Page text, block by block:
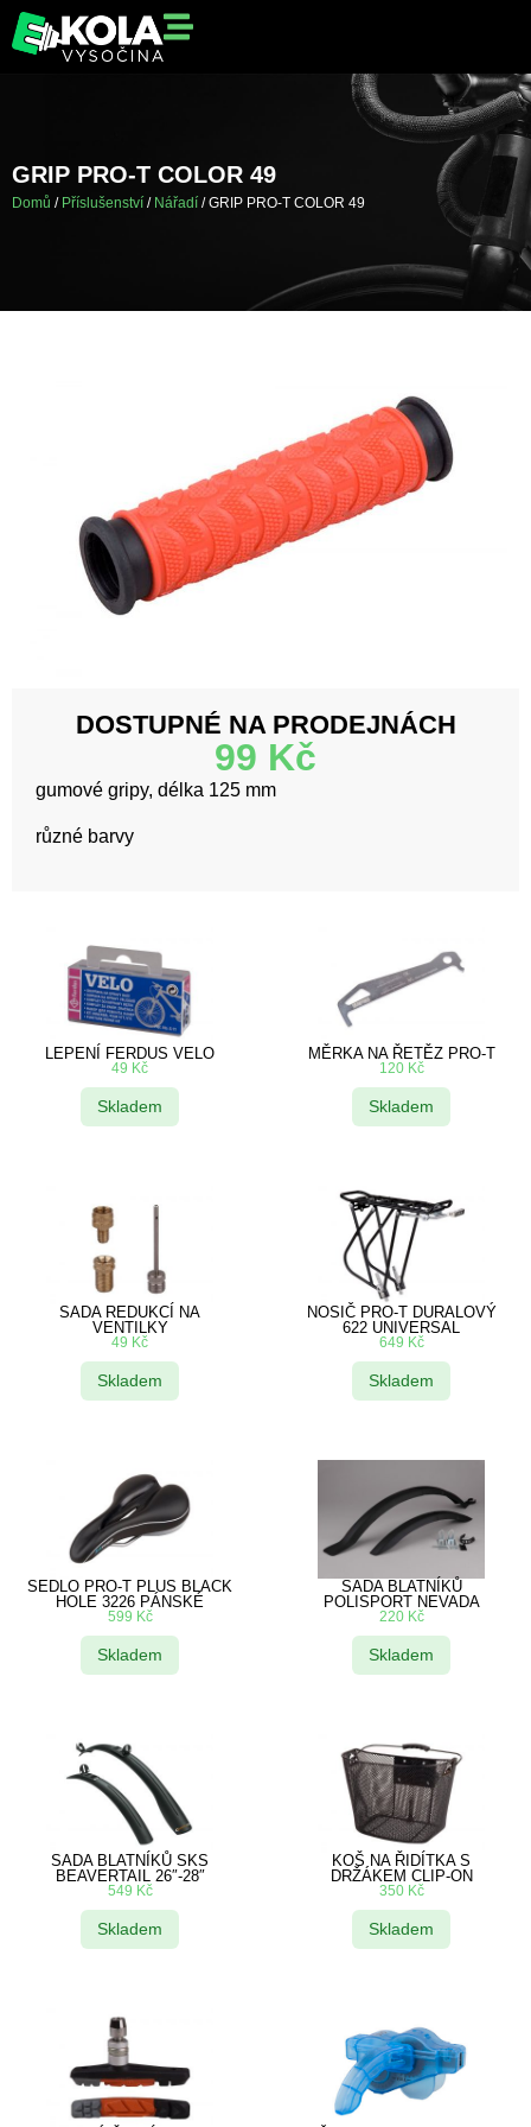
GRIP PRO-T COLOR 49
Domů / Příslušenství / Nářadí / GRIP PRO-T COLOR 49
DOSTUPNÉ NA PRODEJNÁCH
99 Kč
gumové gripy, délka 125 mm
různé barvy
LEPENÍ FERDUS VELO
49 Kč
Skladem
MĚRKA NA ŘETĚZ PRO-T
120 Kč
Skladem
SADA REDUKCÍ NA
VENTILKY
49 Kč
Skladem
NOSIČ PRO-T DURALOVÝ
622 UNIVERSAL
649 Kč
Skladem
SEDLO PRO-T PLUS BLACK
HOLE 3226 PÁNSKÉ
599 Kč
Skladem
SADA BLATNÍKŮ
POLISPORT NEVADA
220 Kč
Skladem
SADA BLATNÍKŮ SKS
BEAVERTAIL 26″-28″
549 Kč
Skladem
KOŠ NA ŘIDÍTKA S
DRŽÁKEM CLIP-ON
350 Kč
Skladem